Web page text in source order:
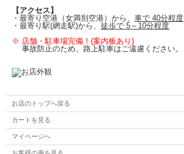
【アクセス】
・最寄り空港（女満別空港）から、 車で 40分程度
・最寄り駅(網走駅)から、 徒歩で 5～10分程度
※ 店舗・駐車場完備！(案内板あり)
事故防止のため、路上駐車はご遠慮ください。
お店のトップへ戻る
カートを見る
マイページへ